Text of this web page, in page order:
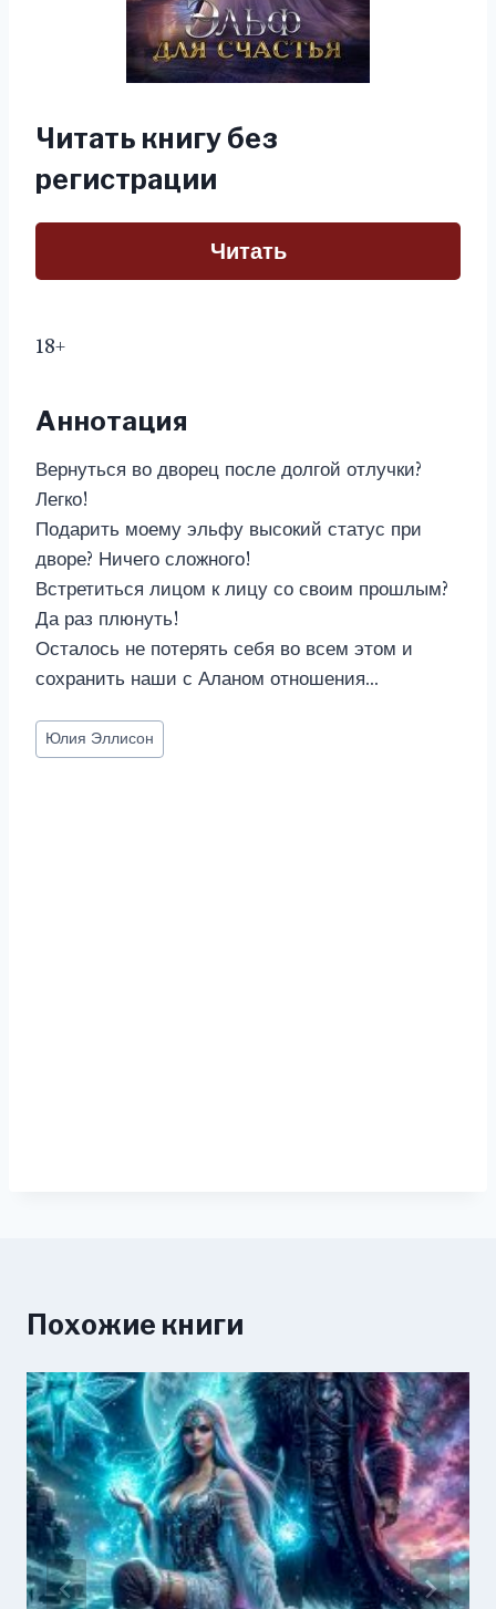
Читать книгу без
регистрации
Читать
18+
Аннотация
Вернуться во дворец после долгой отлучки?
Легко!
Подарить моему эльфу высокий статус при
дворе? Ничего сложного!
Встретиться лицом к лицу со своим прошлым?
Да раз плюнуть!
Осталось не потерять себя во всем этом и
сохранить наши с Аланом отношения…
Метки
записи:
Юлия Эллисон
Похожие книги